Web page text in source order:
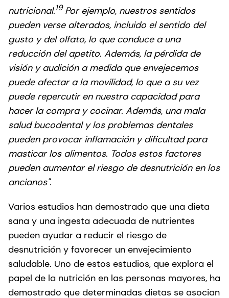
nutricional.19Por ejemplo, nuestros sentidos
pueden verse alterados, incluido el sentido del
gusto y del olfato, lo que conduce a una
reducción del apetito. Además, la pérdida de
visión y audición a medida que envejecemos
puede afectar a la movilidad, lo que a su vez
puede repercutir en nuestra capacidad para
hacer la compra y cocinar. Además, una mala
salud bucodental y los problemas dentales
pueden provocar inflamación y dificultad para
masticar los alimentos. Todos estos factores
pueden aumentar el riesgo de desnutrición en los
ancianos".
Varios estudios han demostrado que una dieta
sana y una ingesta adecuada de nutrientes
pueden ayudar a reducir el riesgo de
desnutrición y favorecer un envejecimiento
saludable. Uno de estos estudios, que explora el
papel de la nutrición en las personas mayores, ha
demostrado que determinadas dietas se asocian